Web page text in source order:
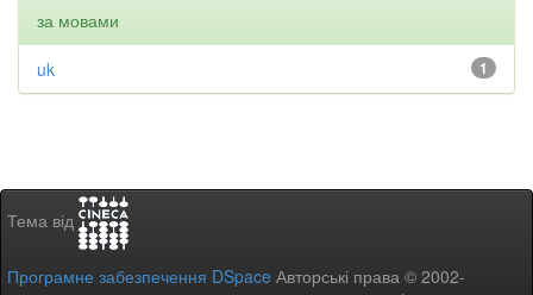
за мовами
1
uk
Тема від
Програмне забезпечення DSpace Авторські права © 2002-